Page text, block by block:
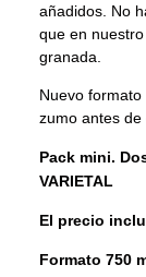
añadidos. No
que en
granada.
Nuevo
zumo antes de
Pack mini.
VARIETAL
El precio
Formato 750